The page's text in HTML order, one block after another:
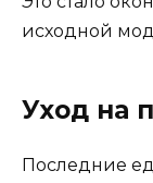
исходной
Уход на
Последние